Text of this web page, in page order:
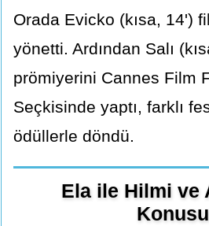
Orada Evicko (kısa, 14')
yönetti. Ardından Salı
prömiyerini Cannes Film
Seçkisinde yaptı, farklı
ödüllerle döndü.
Ela ile Hilmi ve